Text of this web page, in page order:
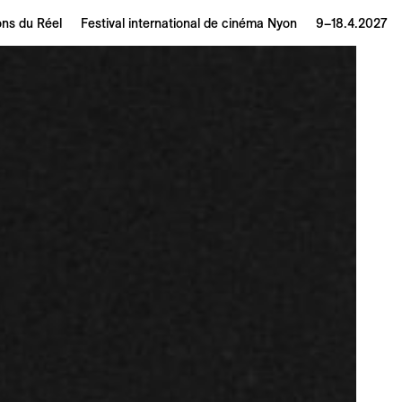
du Réel Festival international de cinéma Nyon 9–18.4.2027